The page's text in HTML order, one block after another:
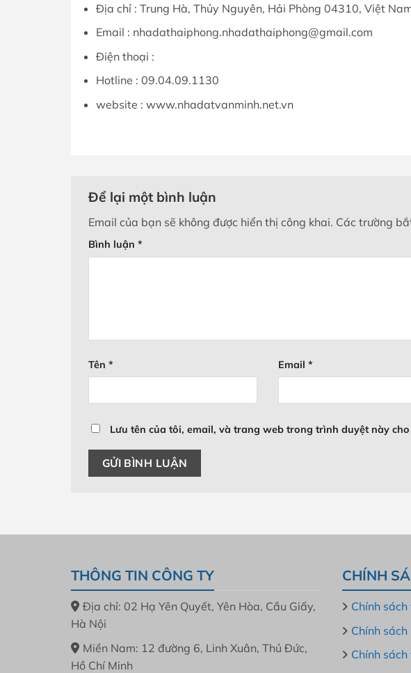
Địa chỉ : Trung Hà, Thủy Nguyên, Hải Phòng 04310, Việt
Email : nhadathaiphong.nhadathaiphong@gmail.com
Điện thoại :
Hotline : 09.04.09.1130
website : www.nhadatvanminh.net.vn
Để lại một bình luận
Email của bạn sẽ không được hiển thị công khai. Các trường
Bình luận *
Tên * Email*
Lưu tên của tôi, email, và trang web trong trình duyệt này
THÔNG TIN CÔNG TY
Địa chỉ: 02 Hạ Yên Quyết, Yên Hòa, Cầu Giấy,
Hà Nội
Miền Nam: 12 đường 6, Linh Xuân, Thủ Đức,
Hồ Chí Minh
CHÍNH
Chính
Chính
Chính